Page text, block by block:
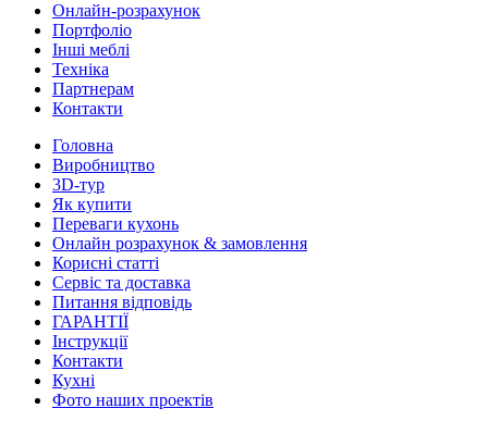
Онлайн-розрахунок
Портфоліо
Інші меблі
Техніка
Партнерам
Контакти
Головна
Виробництво
3D-тур
Як купити
Переваги кухонь
Онлайн розрахунок & замовлення
Корисні статті
Сервіс та доставка
Питання відповідь
ГАРАНТІЇ
Інструкції
Контакти
Кухні
Фото наших проектів